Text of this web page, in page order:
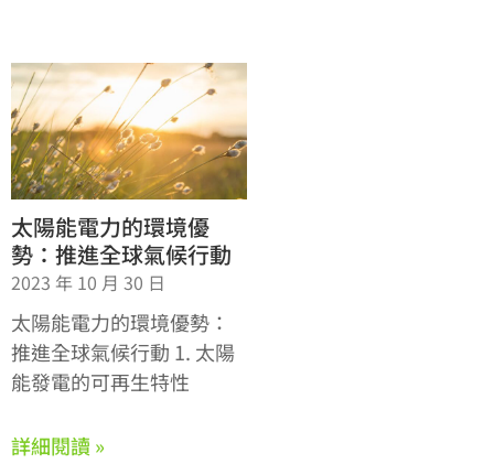
太陽能電力的環境優
勢：推進全球氣候行動
2023 年 10 月 30 日
太陽能電力的環境優勢：
推進全球氣候行動 1. 太陽
能發電的可再生特性
詳細閱讀 »